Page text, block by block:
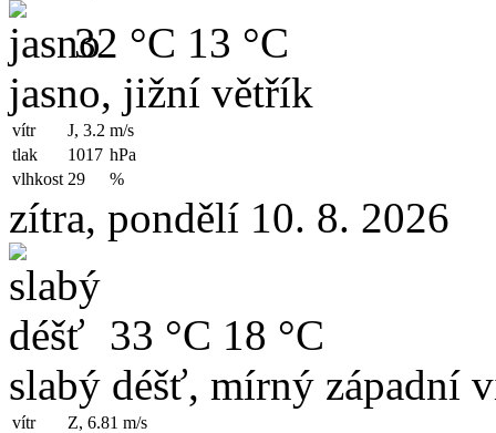
32 °C 13 °C
jasno, jižní větřík
vítr J, 3.2 m/s
tlak
1017 hPa
vlhkost 29 %
zítra, pondělí 10. 8. 2026
33 °C 18 °C
slabý déšť, mírný západní
vítr Z, 6.81 m/s